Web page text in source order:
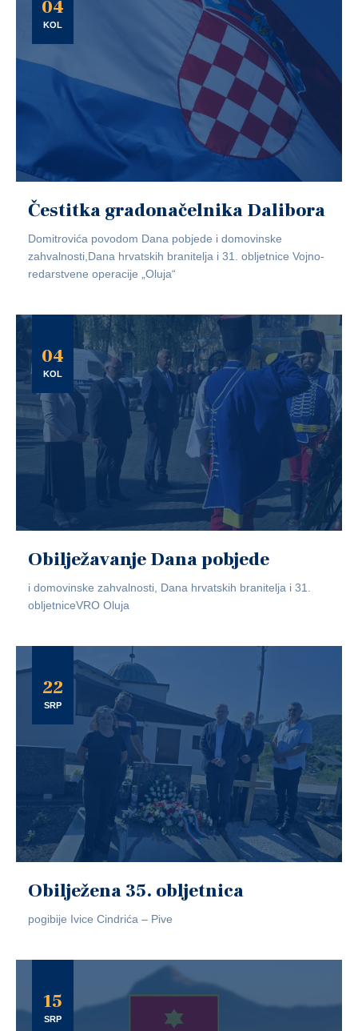
04
KOL
Čestitka gradonačelnika Dalibora
Domitrovića povodom Dana pobjede i domovinske
zahvalnosti,Dana hrvatskih branitelja i 31. obljetnice Vojno-
redarstvene operacije „Oluja“
04
KOL
Obilježavanje Dana pobjede
i domovinske zahvalnosti, Dana hrvatskih branitelja i 31.
obljetniceVRO Oluja
22
SRP
Obilježena 35. obljetnica
pogibije Ivice Cindrića – Pive
15
SRP